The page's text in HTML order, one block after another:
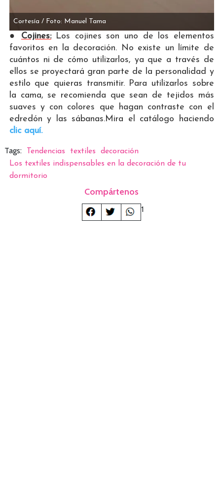
Cortesía / Foto: Manuel Tama
● Cojines:Los cojines son uno de los elementos
favoritos en la decoración. No existe un límite de
cuántos ni de cómo utilizarlos, ya que a través de
ellos se proyectará gran parte de la personalidad y
estilo que quieras transmitir. Para utilizarlos sobre
la cama, se recomienda que sean de tejidos más
suaves y con colores que hagan contraste con el
edredón y las sábanas.Mira el catálogo haciendo
clic aquí.
Tags: Tendencias textiles
decoración
Los textiles indispensables en la decoración de tu
dormitorio
Compártenos
1